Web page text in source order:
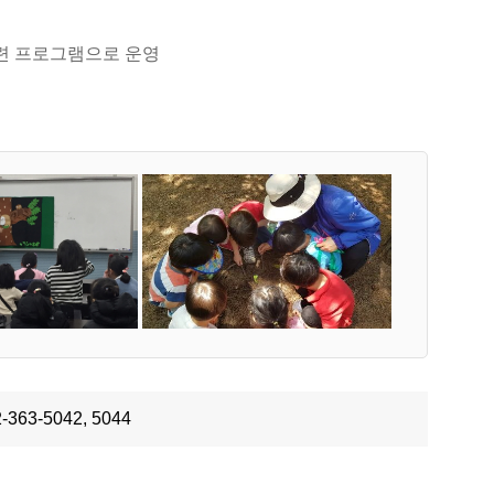
프로그램으로 운영
363-5042, 5044